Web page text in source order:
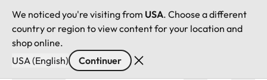
We noticed you're visiting from USA. Choose a different
country or region to view content for your location and
shop online.
USA (English)
Continuer